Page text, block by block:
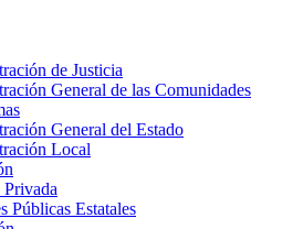
de Justicia
General de las Comunidades
General del Estado
Local
Privada
Públicas Estatales